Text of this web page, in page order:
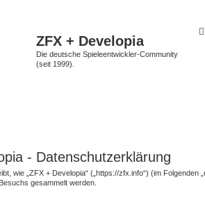
ZFX + Developia
Die deutsche Spieleentwickler-Community
(seit 1999).
- Datenschutzerklärung
wie „ZFX + Developia“ („https://zfx.info“) (im Folgenden
gesammelt werden.